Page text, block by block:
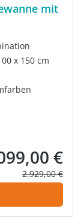
mit
x 150 cm
€
Regulärer
2.929,00 €